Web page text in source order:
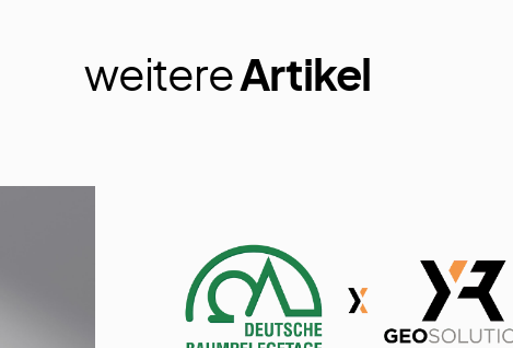
weitereArtikel